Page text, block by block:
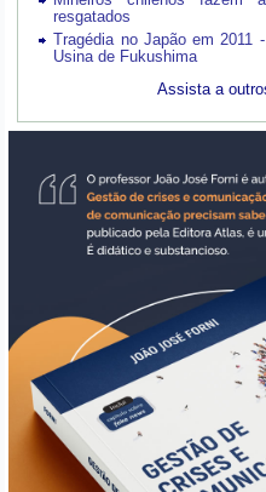
resgatados
Tragédia no Japão em 2011
Usina de Fukushima
Assista a